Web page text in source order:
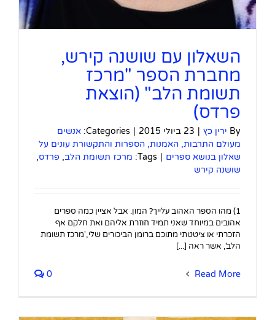
השאלון עם שושנה קירש,
מחברת הספר "מרכז
תשומת הלב" (הוצאת
פרדס)
By ירין כץ | 23 ביולי 2015 |
Categories: אנשים
מעולם התרבות, האמנות, הספרות והתקשורת עונים על
שאלון בנושא ספרים |
Tags: מרכז תשומת הלב, פרדס,
שושנה קירש
1) מהו הספר האהוב עלייך? המון. אבל אציין כמה ספרים
אהובים במיוחד שאני תמיד חוזרת אליהם ואת חלקם אף
הזכרתי או ציטטתי מתוכם ברומן הביכורים שלי ,'מרכז תשומת
הלב', אשר ראה [...]
Read More
0